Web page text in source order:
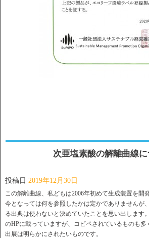
次亜塩素酸の解離曲線
投稿日 2019年12月30日
この解離曲線、私どもは2006年初めて生成装置を開
今となっては何を参照したかは定かでありませんが
る出典は使わないと決めていたことを思い出します
のHPに載っていますが、コピペされているものも多
出展は明らかにされたいものです。